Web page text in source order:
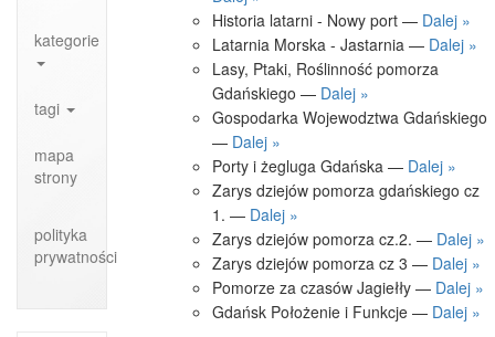
kategorie
tagi
mapa
strony
polityka
prywatności
Historia latarni - Nowy port — Dalej »
Latarnia Morska - Jastarnia — Dalej »
Lasy, Ptaki, Roślinność pomorza
Gdańskiego — Dalej »
Gospodarka Wojewodztwa Gdańskiego
— Dalej »
Porty i żegluga Gdańska — Dalej »
Zarys dziejów pomorza gdańskiego cz
1. — Dalej »
Zarys dziejów pomorza cz.2. — Dalej »
Zarys dziejów pomorza cz 3 — Dalej »
Pomorze za czasów Jagiełły — Dalej »
Gdańsk Położenie i Funkcje — Dalej »